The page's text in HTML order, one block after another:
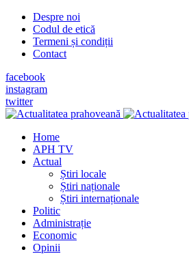
Despre noi
Codul de etică
Termeni și condiții
Contact
facebook
instagram
twitter
Home
APH TV
Actual
Știri locale
Știri naționale
Știri internaționale
Politic
Administrație
Economic
Opinii